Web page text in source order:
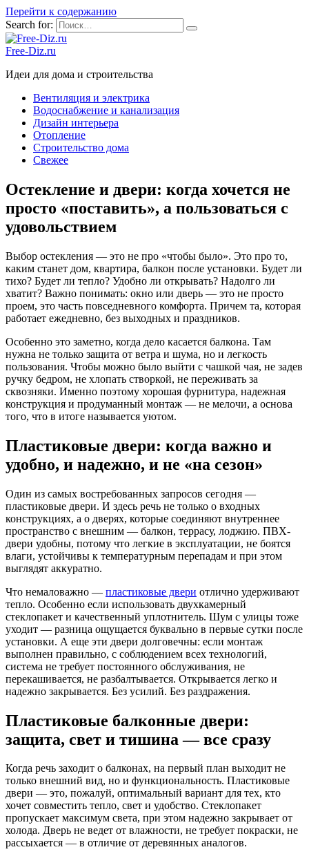
Перейти к содержанию
Search for:
Free-Diz.ru
Идеи для дома и строительства
Вентиляция и электрика
Водоснабжение и канализация
Дизайн интерьера
Отопление
Строительство дома
Свежее
Остекление и двери: когда хочется не
просто «поставить», а пользоваться с
удовольствием
Выбор остекления — это не про «чтобы было». Это про то,
каким станет дом, квартира, балкон после установки. Будет ли
тихо? Будет ли тепло? Удобно ли открывать? Надолго ли
хватит? Важно понимать: окно или дверь — это не просто
проем, это часть повседневного комфорта. Причем та, которая
работает ежедневно, без выходных и праздников.
Особенно это заметно, когда дело касается балкона. Там
нужна не только защита от ветра и шума, но и легкость
пользования. Чтобы можно было выйти с чашкой чая, не задев
ручку бедром, не хлопать створкой, не переживать за
сквозняки. Именно поэтому хорошая фурнитура, надежная
конструкция и продуманный монтаж — не мелочи, а основа
того, что в итоге называется уютом.
Пластиковые двери: когда важно и
удобно, и надежно, и не «на сезон»
Один из самых востребованных запросов сегодня —
пластиковые двери. И здесь речь не только о входных
конструкциях, а о дверях, которые соединяют внутреннее
пространство с внешним — балкон, террасу, лоджию. ПВХ-
двери удобны, потому что легкие в эксплуатации, не боятся
влаги, устойчивы к температурным перепадам и при этом
выглядят аккуратно.
Что немаловажно — пластиковые двери отлично удерживают
тепло. Особенно если использовать двухкамерный
стеклопакет и качественный уплотнитель. Шум с улицы тоже
уходит — разница ощущается буквально в первые сутки после
установки. А еще эти двери долговечны: если монтаж
выполнен правильно, с соблюдением всех технологий,
система не требует постоянного обслуживания, не
перекашивается, не разбалтывается. Открывается легко и
надежно закрывается. Без усилий. Без раздражения.
Пластиковые балконные двери:
защита, свет и тишина — все сразу
Когда речь заходит о балконах, на первый план выходит не
только внешний вид, но и функциональность. Пластиковые
двери — это, пожалуй, оптимальный вариант для тех, кто
хочет совместить тепло, свет и удобство. Стеклопакет
пропускает максимум света, при этом надежно закрывает от
холода. Дверь не ведет от влажности, не требует покраски, не
рассыхается — в отличие от деревянных аналогов.